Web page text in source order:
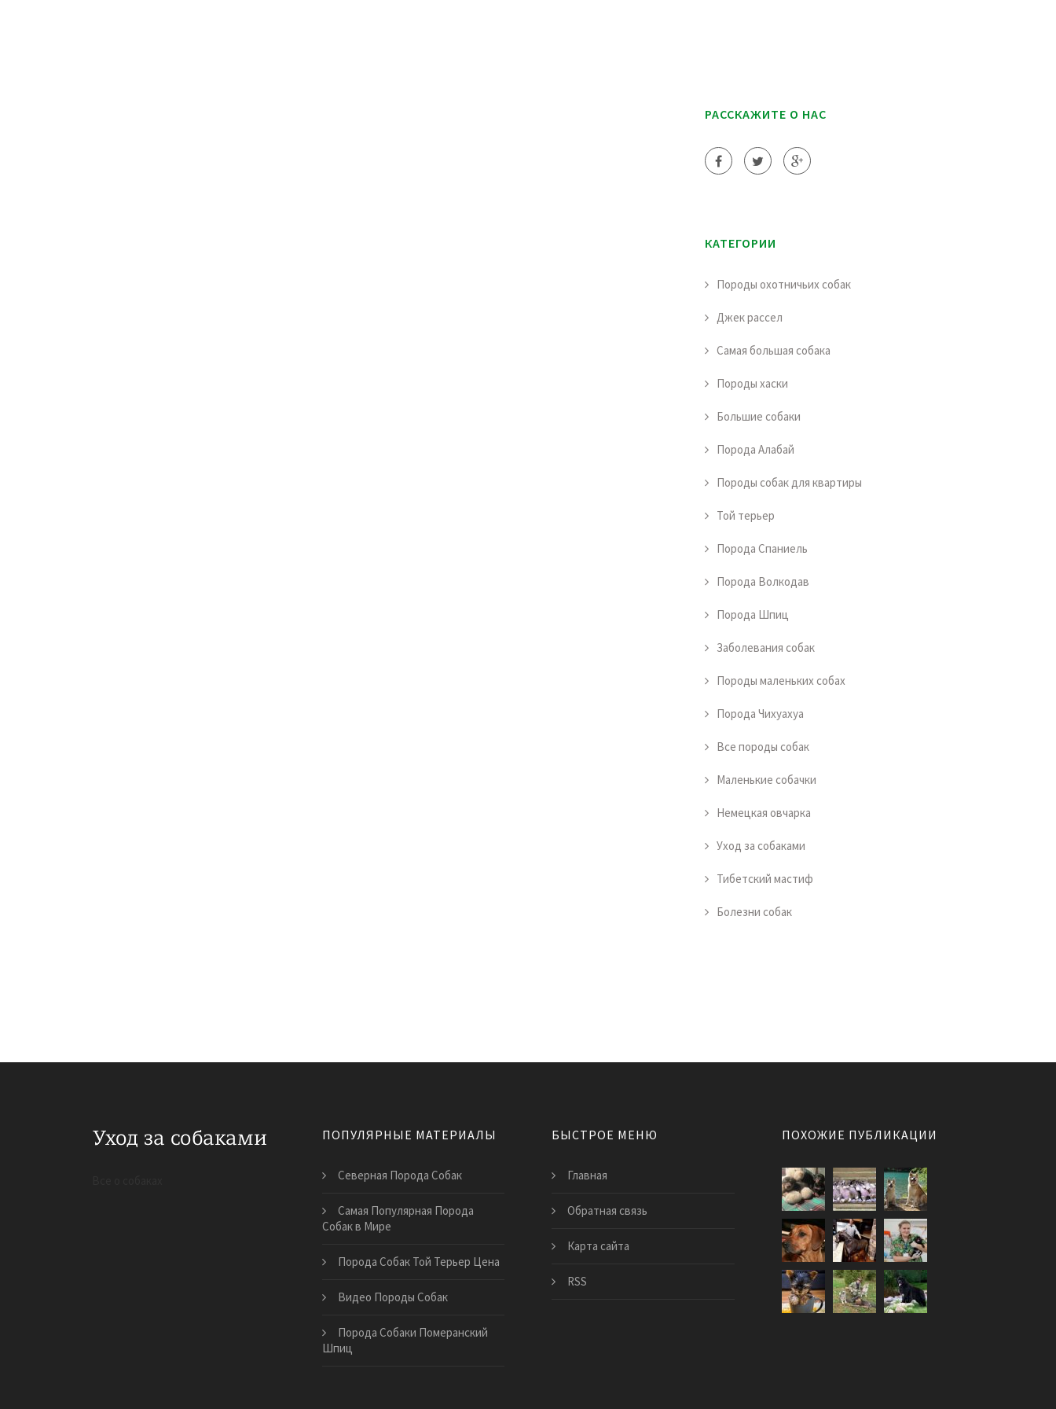
РАССКАЖИТЕ О НАС
КАТЕГОРИИ
Породы охотничьих собак
Джек рассел
Самая большая собака
Породы хаски
Большие собаки
Порода Алабай
Породы собак для квартиры
Той терьер
Порода Спаниель
Порода Волкодав
Порода Шпиц
Заболевания собак
Породы маленьких собах
Порода Чихуахуа
Все породы собак
Маленькие собачки
Немецкая овчарка
Уход за собаками
Тибетский мастиф
Болезни собак
ПОПУЛЯРНЫЕ МАТЕРИАЛЫ
Северная Порода Собак
Самая Популярная Порода
Собак в Мире
Порода Собак Той Терьер Цена
Видео Породы Собак
Порода Собаки Померанский
Шпиц
БЫСТРОЕ МЕНЮ
Главная
Обратная связь
Карта сайта
RSS
ПОХОЖИЕ ПУБЛИКАЦИИ